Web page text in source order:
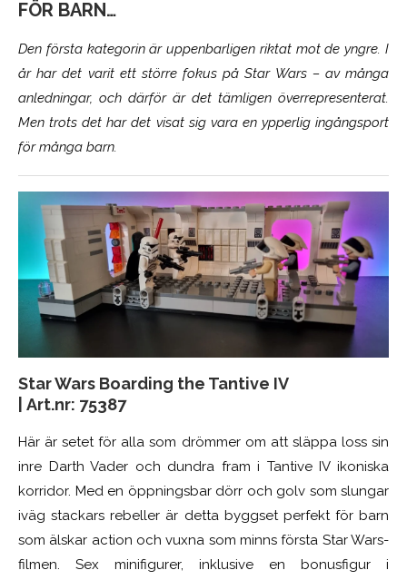
FÖR BARN…
Den första kategorin är uppenbarligen riktat mot de yngre. I
år har det varit ett större fokus på Star Wars – av många
anledningar, och därför är det tämligen överrepresenterat.
Men trots det har det visat sig vara en ypperlig ingångsport
för många barn.
Star Wars Boarding the Tantive IV
Art.nr: 75387
Här är setet för alla som drömmer om att släppa loss sin
inre Darth Vader och dundra fram i Tantive IV ikoniska
korridor. Med en öppningsbar dörr och golv som slungar
iväg stackars rebeller är detta byggset perfekt för barn
som älskar action och vuxna som minns första Star Wars-
filmen. Sex minifigurer, inklusive en bonusfigur i